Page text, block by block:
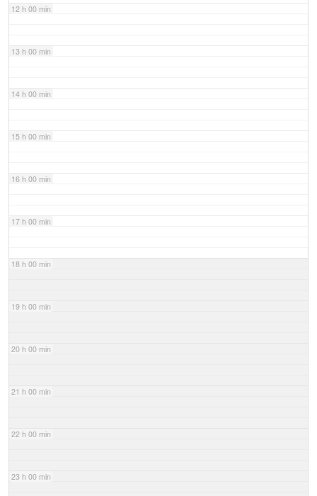
12 h 00 min
13 h 00 min
14 h 00 min
15 h 00 min
16 h 00 min
17 h 00 min
18 h 00 min
19 h 00 min
20 h 00 min
21 h 00 min
22 h 00 min
23 h 00 min